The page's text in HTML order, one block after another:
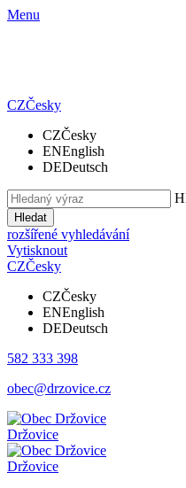
Menu
CZČesky
CZČesky
ENEnglish
DEDeutsch
Hledat
rozšířené vyhledávání
Vytisknout
CZČesky
CZČesky
ENEnglish
DEDeutsch
582 333 398
obec@drzovice.cz
Držovice
Držovice